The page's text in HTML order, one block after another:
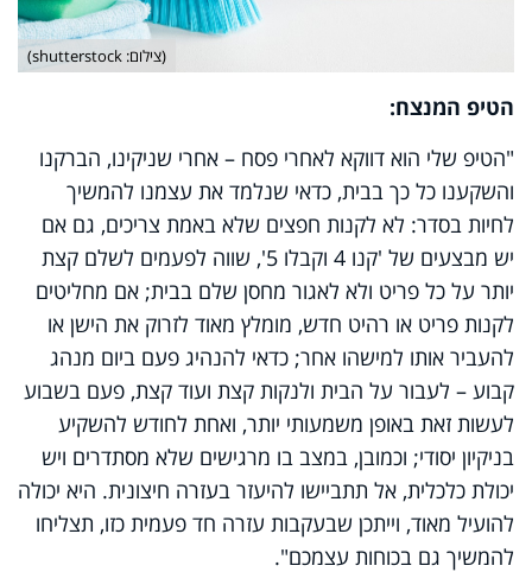
(צילום: shutterstock)
הטיפ המנצח:
"הטיפ שלי הוא דווקא לאחרי פסח – אחרי שניקינו, הברקנו
והשקענו כל כך בבית, כדאי שנלמד את עצמנו להמשיך
לחיות בסדר: לא לקנות חפצים שלא באמת צריכים, גם אם
יש מבצעים של 'קנו 4 וקבלו 5', שווה לפעמים לשלם קצת
יותר על כל פריט ולא לאגור מחסן שלם בבית; אם מחליטים
לקנות פריט או רהיט חדש, מומלץ מאוד לזרוק את הישן או
להעביר אותו למישהו אחר; כדאי להנהיג פעם ביום מנהג
קבוע – לעבור על הבית ולנקות קצת ועוד קצת, פעם בשבוע
לעשות זאת באופן משמעותי יותר, ואחת לחודש להשקיע
בניקיון יסודי; וכמובן, במצב בו מרגישים שלא מסתדרים ויש
יכולת כלכלית, אל תתביישו להיעזר בעזרה חיצונית. היא יכולה
להועיל מאוד, וייתכן שבעקבות עזרה חד פעמית כזו, תצליחו
להמשיך גם בכוחות עצמכם".